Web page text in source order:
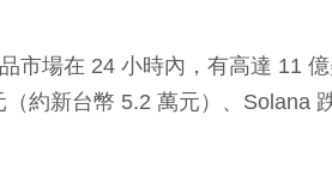
市場在 24 小時內，有高達 11
約新台幣 5.2 萬元）、Solana